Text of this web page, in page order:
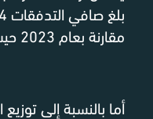
بلغ صافي التدفقات 18.4 مليار
مقارنة بعام 2023 حيث بلغ 32.1 مليار
أما بالنسبة إلى